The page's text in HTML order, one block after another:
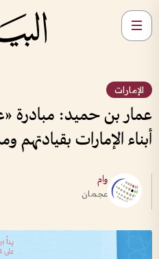
الإمارات
عمار بن حميد: مبادرة
أبناء الإمارات بقيادتهم
وام
عجمان